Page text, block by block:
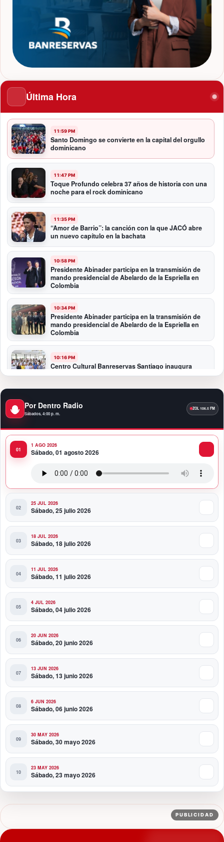
Última Hora
11:59 PM
Santo Domingo se convierte en la capital del orgullo
dominicano
11:47 PM
Toque Profundo celebra 37 años de historia con una
noche para el rock dominicano
11:35 PM
“Amor de Barrio”: la canción con la que JACÓ abre
un nuevo capítulo en la bachata
10:58 PM
Presidente Abinader participa en la transmisión de
mando presidencial de Abelardo de la Espriella en
Colombia
10:34 PM
Presidente Abinader participa en la transmisión de
mando presidencial de Abelardo de la Espriella en
Colombia
10:16 PM
Centro Cultural Banreservas Santiago inaugura
Primer Congreso de Artesanos de Santiago
Premios a la Moda Dominicana celebró su quinta
edición en el Teatro Nacional
11:58 PM
Presidente Abinader viaja a Colombia para participar
Por Dentro Radio
Sábados, 4:00 p. m.
1 AGO 2026
Sábado, 01 agosto 2026
25 JUL 2026
Sábado, 25 julio 2026
18 JUL 2026
Sábado, 18 julio 2026
11 JUL 2026
Sábado, 11 julio 2026
4 JUL 2026
Sábado, 04 julio 2026
20 JUN 2026
Sábado, 20 junio 2026
13 JUN 2026
Sábado, 13 junio 2026
6 JUN 2026
Sábado, 06 junio 2026
30 MAY 2026
Sábado, 30 mayo 2026
23 MAY 2026
Sábado, 23 mayo 2026
PUBLICIDAD